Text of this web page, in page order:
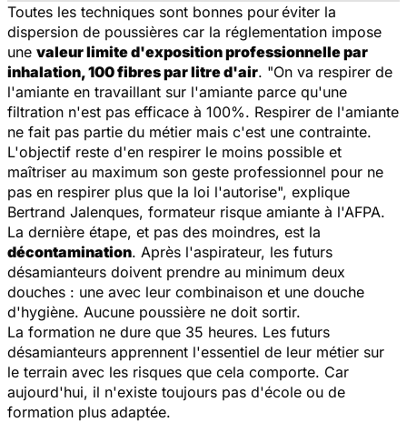
Toutes les techniques sont bonnes pouréviter la
dispersion de poussières car la réglementation impose
une valeur limite d'exposition professionnelle par
inhalation, 100 fibres par litre d'air. "On va respirer de
l'amiante en travaillant sur l'amiante parce qu'une
filtration n'est pas efficace à 100%. Respirer de l'amiante
ne fait pas partie du métier mais c'est une contrainte.
L'objectif reste d'en respirer le moins possible et
maîtriser au maximum son geste professionnel pour ne
pas en respirer plus que la loi l'autorise", explique
Bertrand Jalenques, formateur risque amiante à l'AFPA.
La dernière étape, et pas des moindres, est la
décontamination. Après l'aspirateur, les futurs
désamianteurs doivent prendre au minimum deux
douches : une avec leur combinaison et une douche
d'hygiène. Aucune poussière ne doit sortir.
La formation ne dure que 35 heures. Les futurs
désamianteurs apprennent l'essentiel de leur métier sur
le terrain avec les risques que cela comporte. Car
aujourd'hui, il n'existe toujours pas d'école ou de
formation plus adaptée.